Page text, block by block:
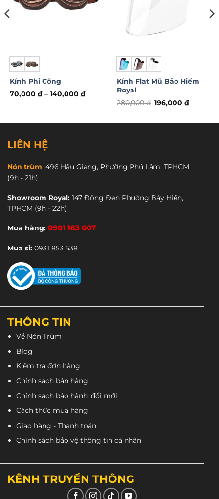
Kính Phi Công
70,000 ₫ – 140,000 ₫
này
nhiều
thể.
Các
chọn
có
được
trên
sản
phẩm
Kính Flat Mũ Bảo Hiểm
Royal
280,000₫ Giá
gốc
280,000 ₫.
196,000₫Giá
là:
thể.
LIÊN HỆ
Nón trùm: 496 Hậu Giang, Phường Phú Lâm, TPHCM
(9h - 21h)
Showroom Royal: 147 Đồng Đen Phường Bảy Hiền,
TPHCM (9h - 22h)
Mua hàng: 0901 183 007
Mua sỉ: 0931 853 538
THÔNG TIN
Về Nón Trùm
Blog
Kiểm tra đơn hàng
Chính sách bán hàng
Chính sách bảo hành, đổi mới
Cách thức mua hàng
Giao hàng - Thanh toán
Chính sách bảo vệ thông tin cá nhân
KÊNH TRUYỀN THÔNG